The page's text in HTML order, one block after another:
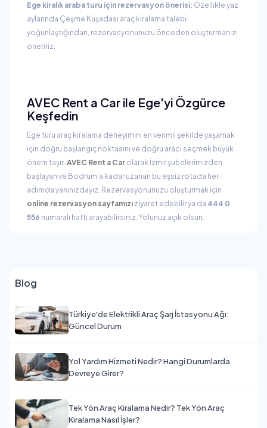
Ege kiralık araba turu için rezervasyon önerisi: Özellikle yaz
aylarında Çeşme Kuşadası araç kiralama talebi
yoğunlaştığından, rezervasyonunuzu önceden oluşturmanızı
öneririz.
AVEC Rent a Car ile Ege'yi Özgürce
Keşfedin
Ege turu araç kiralama deneyimini en verimli şekilde yaşamak
için doğru başlangıç noktasını ve doğru aracı seçmek büyük
önem taşır. AVEC Rent a Car olarak İzmir şubelerimizden
başlayan ve Bodrum'a kadar uzanan bu eşsiz rotada her
adımda yanınızdayız. Rezervasyonunuzu oluşturmak için
online rezervasyon sayfamızı ziyaret edebilir ya da 444 0
556 numaralı hattı arayabilirsiniz. Yolunuz açık olsun.
Blog
Türkiye'de Elektrikli Araç Şarj İstasyonu Ağı:
Güncel Durum
Yol Yardım Hizmeti Nedir? Hangi Durumlarda
Devreye Girer?
Tek Yön Araç Kiralama Nedir? Tek Yön Araç
Kiralama Nasıl İşler?